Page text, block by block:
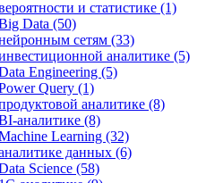
и статистике (1)
Data (50)
сетям (33)
аналитике (5)
Engineering (5)
Query (1)
аналитике (8)
(8)
Learning (32)
данных (6)
Science (58)